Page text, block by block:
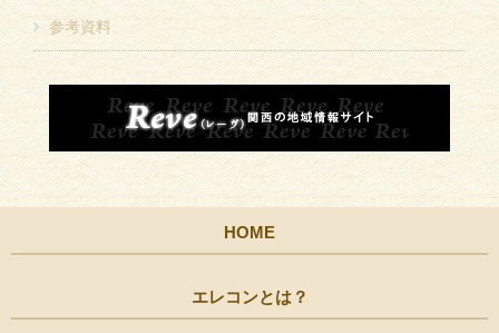
参考資料
HOME
エレコンとは？